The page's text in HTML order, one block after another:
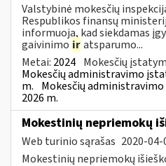
Valstybinė mokesčių
Respublikos finansų
informuoja, kad siekdamas
gaivinimo iratsparumo...
Metai: 2024 Mokesčių
Mokesčių administravimo
m. Mokesčių
2026 m.
Mokestinių nepriemokų
Web turinio sąrašas 2020-04-
Mokestinių nepriemokų